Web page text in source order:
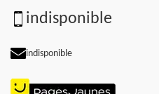
indisponible
indisponible